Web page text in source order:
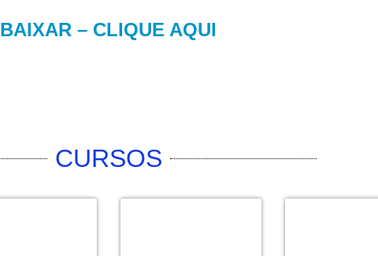
BAIXAR – CLIQUE AQUI
CURSOS